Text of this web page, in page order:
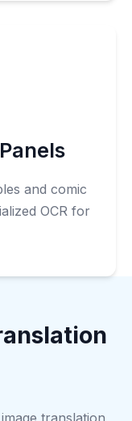
and comic
OCR for
translation